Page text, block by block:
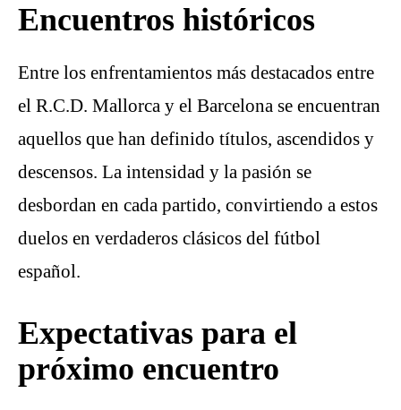
Encuentros históricos
Entre los enfrentamientos más destacados entre
el R.C.D. Mallorca y el Barcelona se encuentran
aquellos que han definido títulos, ascendidos y
descensos. La intensidad y la pasión se
desbordan en cada partido, convirtiendo a estos
duelos en verdaderos clásicos del fútbol
español.
Expectativas para el
próximo encuentro